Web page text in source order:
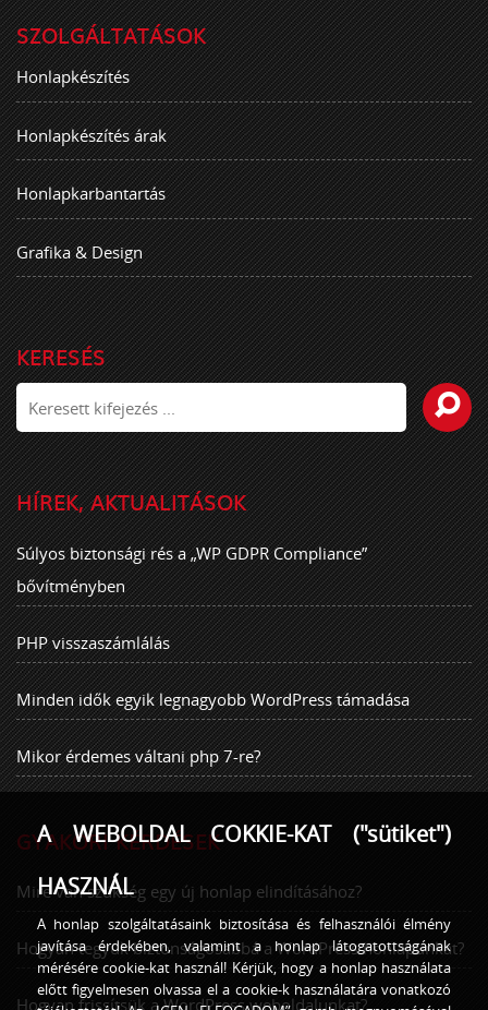
SZOLGÁLTATÁSOK
Honlapkészítés
Honlapkészítés árak
Honlapkarbantartás
Grafika & Design
KERESÉS
HÍREK, AKTUALITÁSOK
Súlyos biztonsági rés a „WP GDPR Compliance”
bővítményben
PHP visszaszámlálás
Minden idők egyik legnagyobb WordPress támadása
Mikor érdemes váltani php 7-re?
GYAKORI KÉRDÉSEK
Mire van szükség egy új honlap elindításához?
Hogyan tegyük biztonságosabbá a WordPress honlapunkat?
Hogyan frissítsük a WordPress weboldalunkat?
A WEBOLDAL COKKIE-KAT ("sütiket")
HASZNÁL
A honlap szolgáltatásaink biztosítása és felhasználói élmény
javítása érdekében, valamint a honlap látogatottságának
mérésére cookie-kat használ! Kérjük, hogy a honlap használata
előtt figyelmesen olvassa el a cookie-k használatára vonatkozó